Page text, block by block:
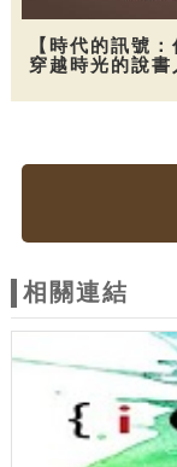
【時代的訊號
穿越時光的說書
相關連結